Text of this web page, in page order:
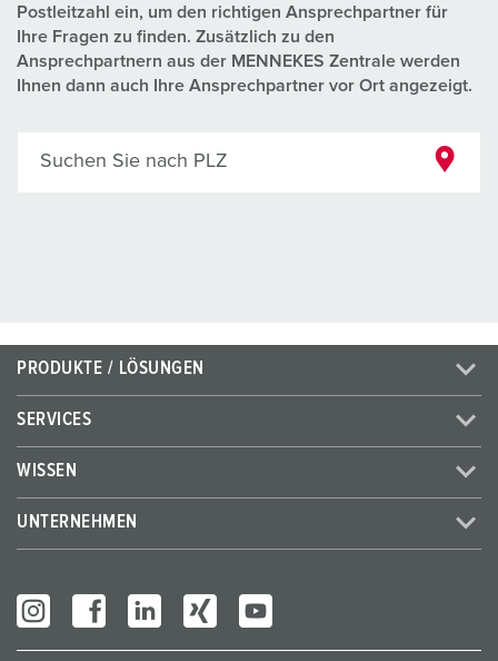
Postleitzahl ein, um den richtigen Ansprechpartner für
Ihre Fragen zu finden. Zusätzlich zu den
Ansprechpartnern aus der MENNEKES Zentrale werden
Ihnen dann auch Ihre Ansprechpartner vor Ort angezeigt.
Suchen Sie nach PLZ
PRODUKTE / LÖSUNGEN
SERVICES
WISSEN
UNTERNEHMEN